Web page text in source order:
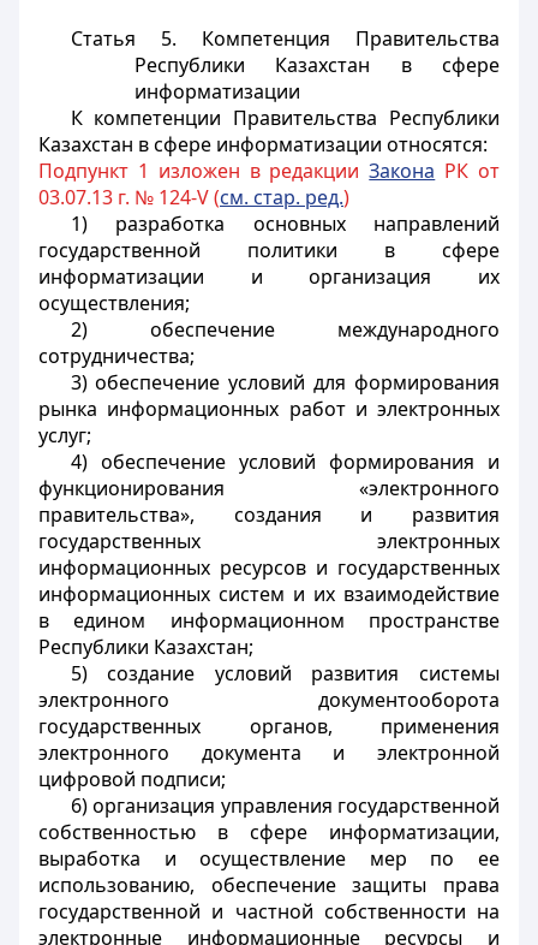
Статья 5. Компетенция Правительства
Республики Казахстан в сфере
информатизации
К компетенции Правительства Республики
Казахстан в сфере информатизации относятся:
Подпункт 1 изложен в редакцииЗакона РК от
03.07.13 г. № 124-V (см. стар. ред.)
1) разработка основных направлений
государственной политики в сфере
информатизации и организация их
осуществления;
2) обеспечение международного
сотрудничества;
3) обеспечение условий для формирования
рынка информационных работ и электронных
услуг;
4) обеспечение условий формирования и
функционирования «электронного
правительства», создания и развития
государственных электронных
информационных ресурсов и государственных
информационных систем и их взаимодействие
в едином информационном пространстве
Республики Казахстан;
5) создание условий развития системы
электронного документооборота
государственных органов, применения
электронного документа и электронной
цифровой подписи;
6) организация управления государственной
собственностью в сфере информатизации,
выработка и осуществление мер по ее
использованию, обеспечение защиты права
государственной и частной собственности на
электронные информационные ресурсы и